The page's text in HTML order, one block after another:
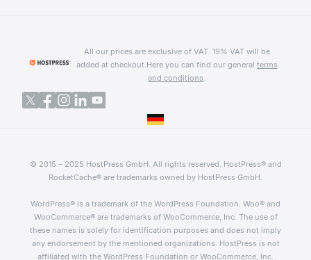
All our prices are exclusive of VAT. 19% VAT will be
added at checkout.Here you can find our general terms
and conditions.
© 2015 – 2025 HostPress GmbH. All rights reserved. HostPress® and
RocketCache® are trademarks owned by HostPress GmbH.
WordPress® is a trademark of the WordPress Foundation. Woo® and
WooCommerce® are trademarks of WooCommerce, Inc. The use of
these names is solely for identification purposes and does not imply
any endorsement by the mentioned organizations. HostPress is not
affiliated with the WordPress Foundation or WooCommerce, Inc.